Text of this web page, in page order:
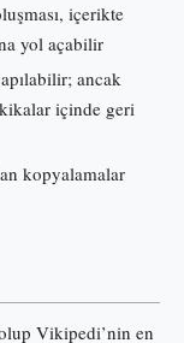
içerikte
yol açabilir
ancak
içinde geri
kopyalamalar
Vikipedi’nin en